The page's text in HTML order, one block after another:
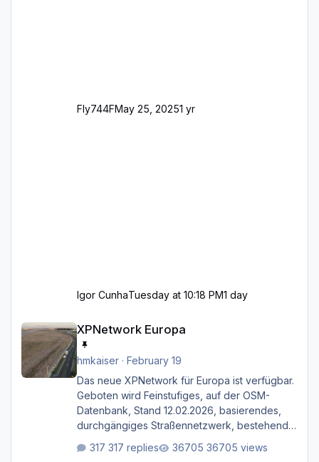
Fly744FMay 25, 20251 yr
Igor CunhaTuesday at 10:18 PM1 day
XPNetwork Europa
hmkaiser· February 19
Das neue XPNetwork für Europa ist verfügbar.
Geboten wird Feinstufiges, auf der OSM-
Datenbank, Stand 12.02.2026, basierendes,
durchgängiges Straßen­netzwerk, bestehend
sekundären, tertiären und sonstigen Straßen,
317 replies 36705 views